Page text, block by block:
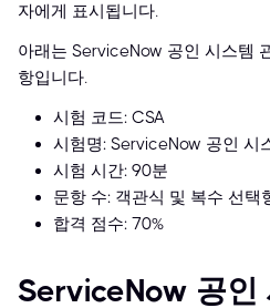
자에게 표시됩니다.
아래는 ServiceNow 공인 시스템
항입니다.
시험 코드: CSA
시험명: ServiceNow 공인 시
시험 시간: 90분
문항 수: 객관식 및 복수 선택
합격 점수: 70%
ServiceNow 공인